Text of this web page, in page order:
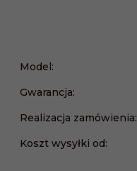
Model:
Gwarancja:
Realizacja zamówienia:
Koszt wysyłki od: